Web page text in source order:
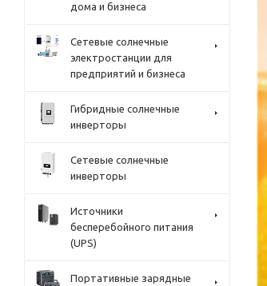
дома и бизнеса
Сетевые солнечные
электростанции для
предприятий и бизнеса
Гибридные солнечные
инверторы
Сетевые солнечные
инверторы
Источники
бесперебойного питания
(UPS)
Портативные зарядные